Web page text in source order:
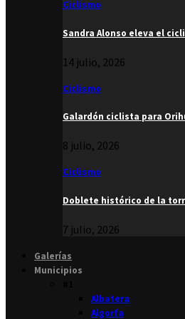
Ciclismo
Sandra Alonso eleva el
14 julio, 2026
Ciclismo
Galardón ciclista para
8 julio, 2026
Ciclismo
Doblete histórico de la
7 julio, 2026
Galerías
Municipios
Albatera
Algorfa